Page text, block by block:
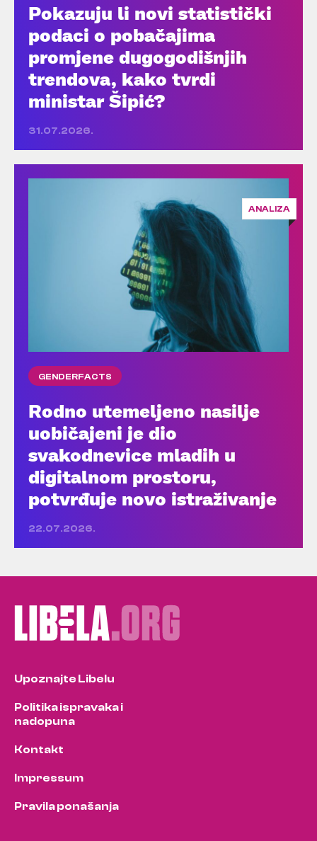
Pokazuju li novi statistički
podaci o pobačajima
promjene dugogodišnjih
trendova, kako tvrdi
ministar Šipić?
31.07.2026.
ANALIZA
GENDERFACTS
Rodno utemeljeno nasilje
uobičajeni je dio
svakodnevice mladih u
digitalnom prostoru,
potvrđuje novo istraživanje
22.07.2026.
Upoznajte Libelu
Politika ispravaka i
nadopuna
Kontakt
Impressum
Pravila ponašanja